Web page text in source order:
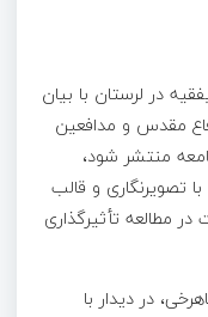
نماینده ولی‎فقیه در لرستان با بیان
مقدس و مدافعین
منتشر شود،
تصویرنگاری و قالب
مطالعه تأثیرگذاری
در دیدار با